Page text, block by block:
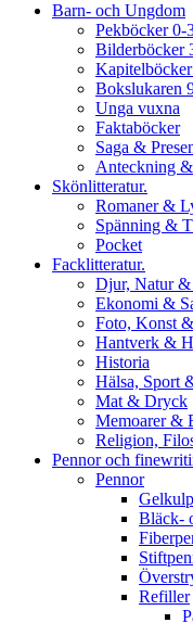
Barn- och Ungdom
Pekböcker 0-
Bilderböcker
Bokslukaren
Unga vuxna
Faktaböcker
Saga &
Anteckning
Skönlitteratur.
Romaner &
Spänning &
Pocket
Facklitteratur.
Djur, Natur &
Ekonomi &
Foto, Konst
Hantverk &
Historia
Hälsa, Sport
Mat & Dryck
Memoarer &
Religion,
Pennor och
Pennor
Bläck-
Refiller